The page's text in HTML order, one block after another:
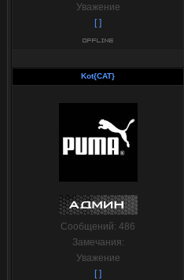
Уважение
[ ]
Kot{CAT}
Сообщений: 486
Замечания:
Уважение
[ ]